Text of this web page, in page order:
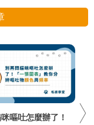
嘔吐怎麼辦了！